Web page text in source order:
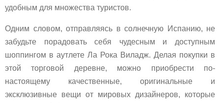
удобным для множества туристов.
Одним словом, отправляясь в солнечную Испанию, не
забудьте порадовать себя чудесным и доступным
шоппингом в аутлете Ла Рока Виладж. Делая покупки в
этой торговой деревне, можно приобрести по-
настоящему качественные, оригинальные и
эксклюзивные вещи от мировых дизайнеров, которые